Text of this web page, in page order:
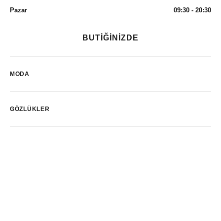
Pazar
09:30 - 20:30
BUTİĞİNİZDE
MODA
GÖZLÜKLER